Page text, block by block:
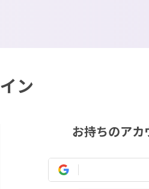
ン
お持ちのアカ